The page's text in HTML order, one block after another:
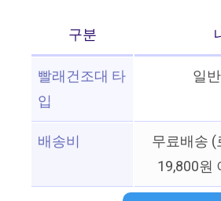
구분
빨래건조대 타
입
일
배송비
무료배송
19,800원